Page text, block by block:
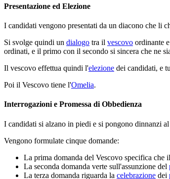
Presentazione ed Elezione
I candidati vengono presentati da un diacono che li
Si svolge quindi un dialogo tra il vescovo ordinante
ordinati, e il primo con il secondo si sincera che ne
Il vescovo effettua quindi l'elezione dei candidati, e
Poi il Vescovo tiene l'Omelia.
Interrogazioni e Promessa di Obbedienza
I candidati si alzano in piedi e si pongono dinnanzi al
Vengono formulate cinque domande:
La prima domanda del Vescovo specifica che
La seconda domanda verte sull'assunzione del
La terza domanda riguarda la celebrazione dei